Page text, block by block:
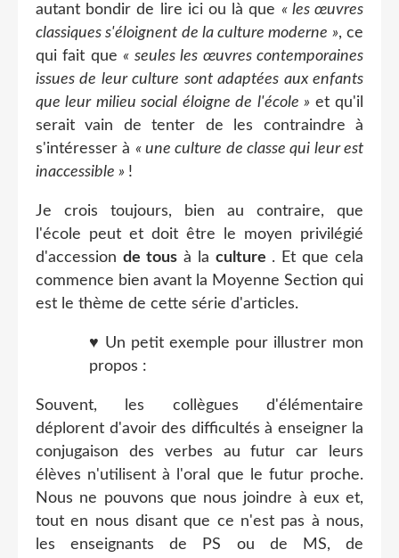
autant bondir de lire ici ou là que « les œuvres
classiques s'éloignent de la culture moderne », ce
qui fait que« seules les œuvres contemporaines
issues de leur culture sont adaptées aux enfants
que leur milieu social éloigne de l'école » et qu'il
serait vain de tenter de les contraindre à
s'intéresser à « une culture de classe qui leur est
inaccessible » !
Je crois toujours, bien au contraire, que
l'école peut et doit être le moyen privilégié
d'accession de tous à la culture . Et que cela
commence bien avant la Moyenne Section qui
est le thème de cette série d'articles.
♥ Un petit exemple pour illustrer mon
propos :
Souvent, les collègues d'élémentaire
déplorent d'avoir des difficultés à enseigner la
conjugaison des verbes au futur car leurs
élèves n'utilisent à l'oral que le futur proche.
Nous ne pouvons que nous joindre à eux et,
tout en nous disant que ce n'est pas à nous,
les enseignants de PS ou de MS, de